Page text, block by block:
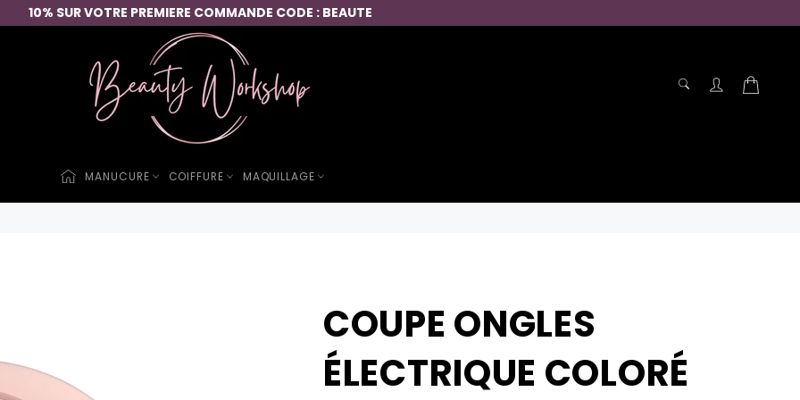
10% SUR VOTRE PREMIERE COMMANDE CODE : BEAUTE
RECHERCHE
Recherche
MANUCURE COIFFURE MAQUILLAGE
COUPE ONGLES
ÉLECTRIQUE COLORÉ